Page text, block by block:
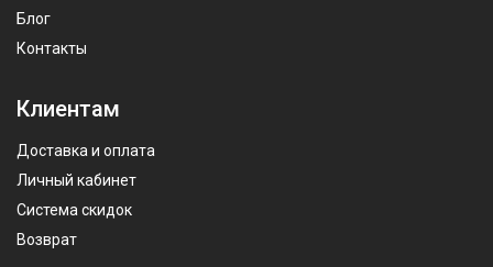
Блог
Контакты
Клиентам
Доставка и оплата
Личный кабинет
Система скидок
Возврат